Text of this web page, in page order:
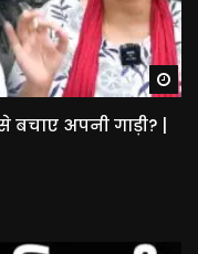
बचाए अपनी गाड़ी? |